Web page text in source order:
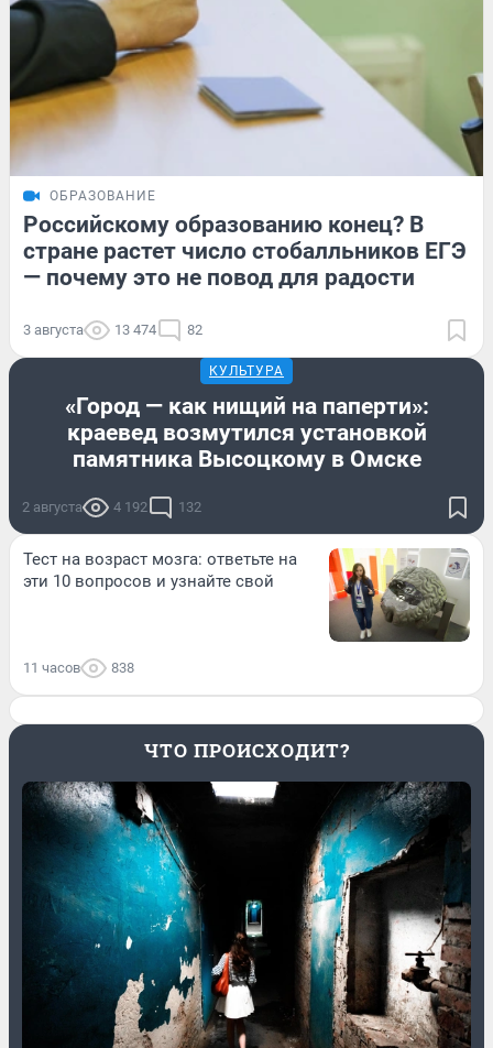
ОБРАЗОВАНИЕ
Российскому образованию конец? В
стране растет число стобалльников ЕГЭ
— почему это не повод для радости
3 августа 13 474 82
КУЛЬТУРА
«Город — как нищий на паперти»:
краевед возмутился установкой
памятника Высоцкому в Омске
2 августа 4 192 132
Тест на возраст мозга: ответьте на
эти 10 вопросов и узнайте свой
11 часов 838
ЧТО ПРОИСХОДИТ?